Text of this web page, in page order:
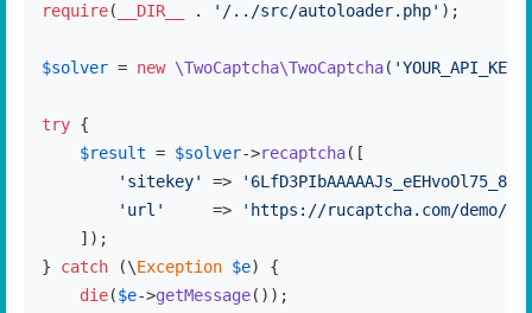
require( __DIR__ . '/../src/autoloader.php' );
$solver = new \TwoCaptcha\TwoCaptcha( 'YOUR_API_KEY'
try {
$result = $solver->recaptcha([
'sitekey'
=>
'url'
     =>
'https://rucaptcha.com/demo/
    ]);
} catch (\Exception $e) {
die($e->getMessage());